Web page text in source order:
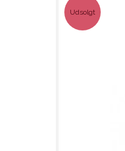
Udsolgt